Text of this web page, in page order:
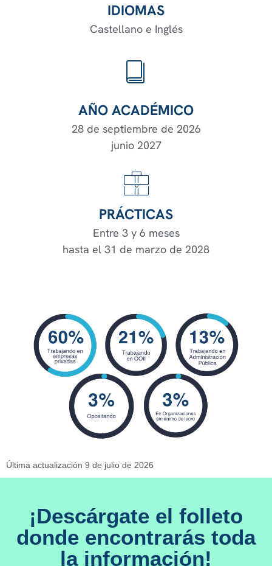
IDIOMAS
Castellano e Inglés
AÑO ACADÉMICO
28 de septiembre de 2026
junio 2027
PRÁCTICAS
Entre 3 y 6 meses
hasta el 31 de marzo de 2028
Última actualización 9 de julio de 2026
¡Descárgate el folleto
donde encontrarás toda
la información!